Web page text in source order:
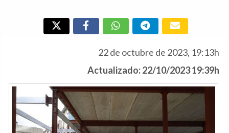
22 de octubre de 2023, 19:13h
Actualizado: 22/10/2023 19:39h